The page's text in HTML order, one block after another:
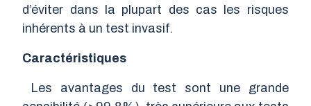
d’éviter dans la plupart des cas les risques
inhérents à un test invasif.
Caractéristiques
Les avantages du test sont une grande